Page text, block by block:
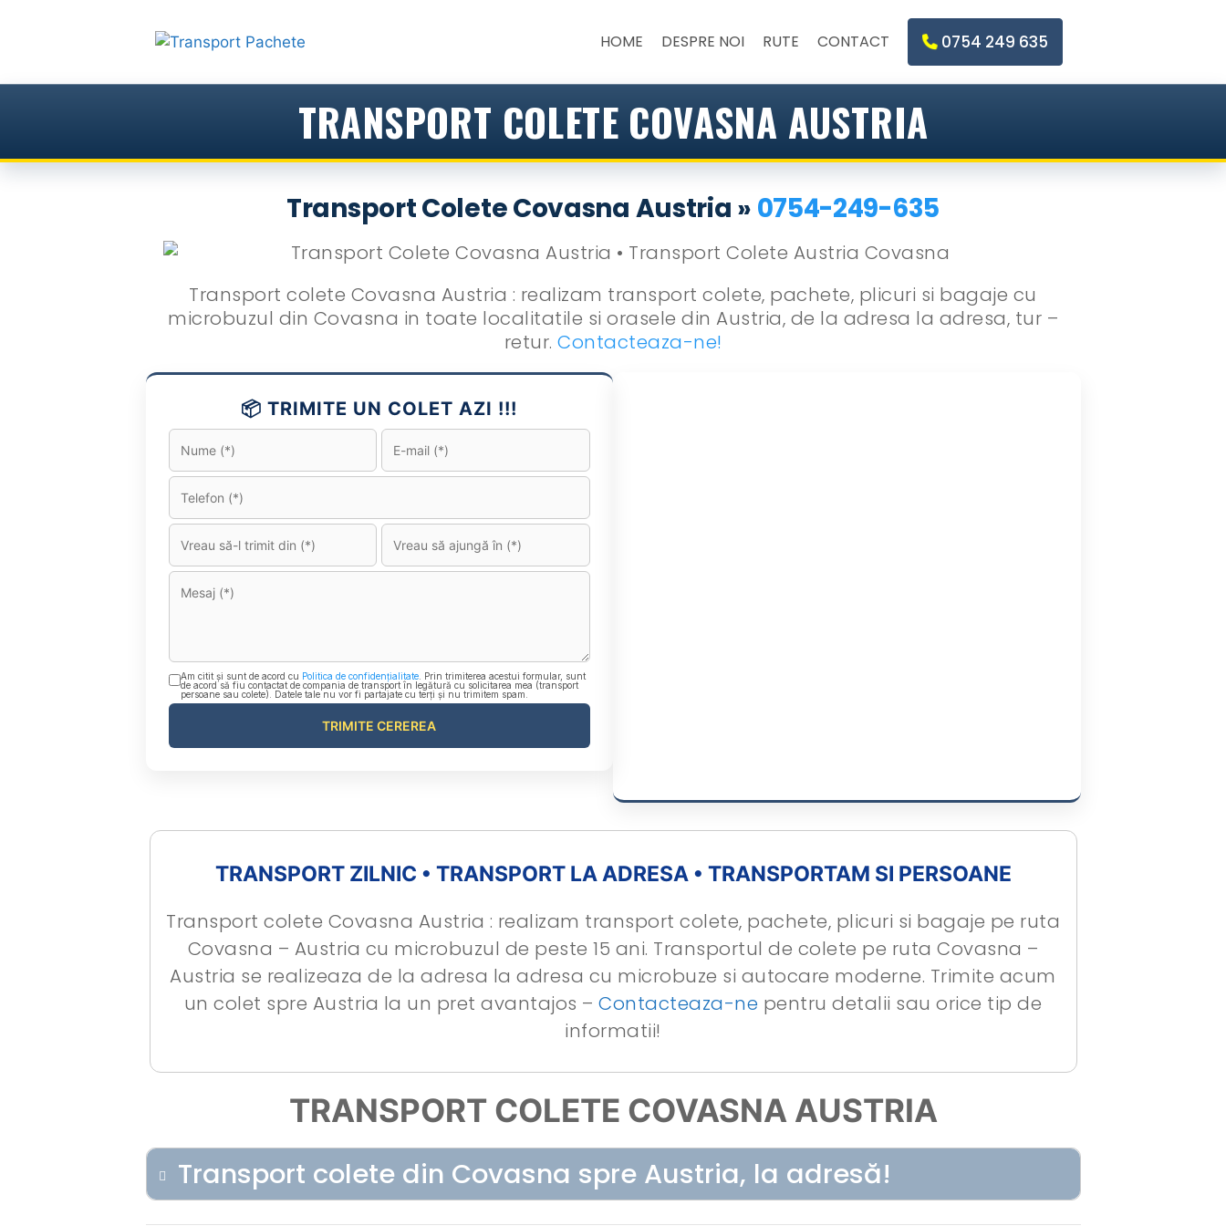
HOME DESPRE NOI RUTE CONTACT 0754 249 635
TRANSPORT COLETE COVASNA AUSTRIA
Transport Colete Covasna Austria » 0754-249-635
Transport colete Covasna Austria : realizam transport colete, pachete, plicuri si bagaje cu
microbuzul din Covasna in toate localitatile si orasele din Austria, de la adresa la adresa, tur –
retur. Contacteaza-ne!
📦 TRIMITE UN COLET AZI !!!
Am citit și sunt de acord cu Politica de confidențialitate. Prin trimiterea acestui formular, sunt
de acord să fiu contactat de compania de transport în legătură cu solicitarea mea (transport
persoane sau colete). Datele tale nu vor fi partajate cu terți și nu trimitem spam.
TRANSPORT ZILNIC • TRANSPORT LA ADRESA • TRANSPORTAM SI PERSOANE
Transport colete Covasna Austria : realizam transport colete, pachete, plicuri si bagaje pe ruta
Covasna – Austria cu microbuzul de peste 15 ani. Transportul de colete pe ruta Covasna –
Austria se realizeaza de la adresa la adresa cu microbuze si autocare moderne. Trimite acum
un colet spre Austria la un pret avantajos –Contacteaza-ne pentru detalii sau orice tip de
informatii!
TRANSPORT COLETE COVASNA AUSTRIA
Transport colete din Covasna spre Austria, la adresă!
Sună 0754 249 635